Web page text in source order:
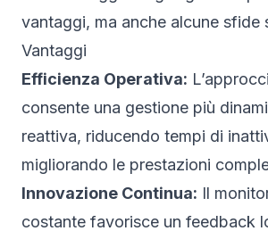
vantaggi, ma anche alcune sfide
Vantaggi
Efficienza Operativa:
consente una gestione più
reattiva, riducendo tempi di
migliorando le prestazioni
Innovazione Continua: Il
costante favorisce un feedback